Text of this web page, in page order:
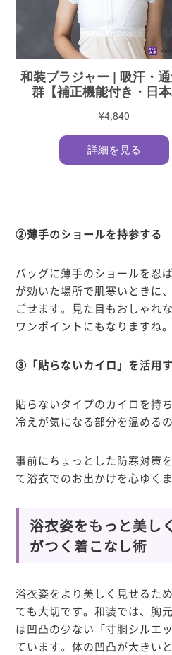
②薄手のショールを持参する
バッグに薄手のショールを忍
が効いた場所で肌寒いときに
ごせます。見た目もおしゃれ
ワンポイントにもなりますね。
③「貼らないカイロ」を活用
貼らないタイプのカイロを持
冷えが気になる部分を温める
事前にちょっとした防寒対策
て浴衣でのお出かけを心ゆく
浴衣姿をもっと美し
がつく着こなし術
浴衣姿をより美しく見せるた
ても大切です。和装では、胸
は凹凸の少ない 「寸胴シルエ
ています。体の凹凸が大きい